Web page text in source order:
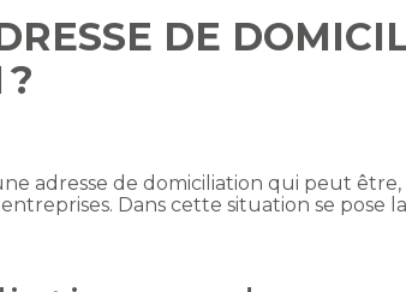
DE
?
adresse de domiciliation qui peut
Dans cette situation se pose